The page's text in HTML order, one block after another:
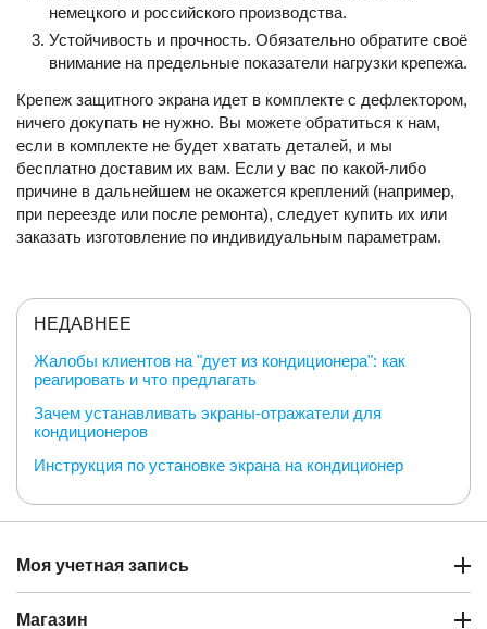
немецкого и российского производства.
Устойчивость и прочность. Обязательно обратите своё
внимание на предельные показатели нагрузки крепежа.
Крепеж защитного экрана идет в комплекте с дефлектором,
ничего докупать не нужно. Вы можете обратиться к нам,
если в комплекте не будет хватать деталей, и мы
бесплатно доставим их вам. Если у вас по какой-либо
причине в дальнейшем не окажется креплений (например,
при переезде или после ремонта), следует купить их или
заказать изготовление по индивидуальным параметрам.
НЕДАВНЕЕ
Жалобы клиентов на "дует из кондиционера": как
реагировать и что предлагать
Зачем устанавливать экраны-отражатели для
кондиционеров
Инструкция по установке экрана на кондиционер
Моя учетная запись
Магазин